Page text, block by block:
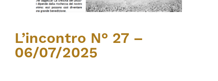
L’incontro N° 27 –
06/07/2025